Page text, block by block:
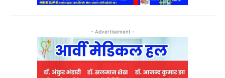
- Advertisement -